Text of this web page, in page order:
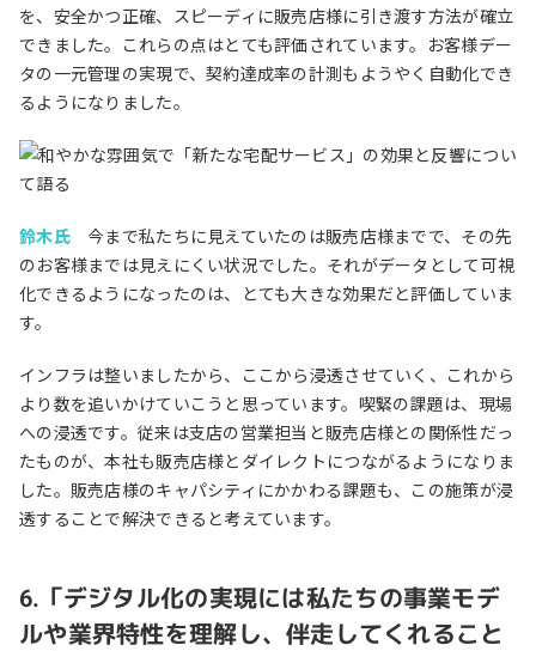
を、安全かつ正確、スピーディに販売店様に引き渡す方法が確立
できました。これらの点はとても評価されています。お客様デー
タの一元管理の実現で、契約達成率の計測もようやく自動化でき
るようになりました。
鈴木氏今まで私たちに見えていたのは販売店様までで、その先
のお客様までは見えにくい状況でした。それがデータとして可視
化できるようになったのは、とても大きな効果だと評価していま
す。
インフラは整いましたから、ここから浸透させていく、これから
より数を追いかけていこうと思っています。喫緊の課題は、現場
への浸透です。従来は支店の営業担当と販売店様との関係性だっ
たものが、本社も販売店様とダイレクトにつながるようになりま
した。販売店様のキャパシティにかかわる課題も、この施策が浸
透することで解決できると考えています。
6.「デジタル化の実現には私たちの事業モデ
ルや業界特性を理解し、伴走してくれること